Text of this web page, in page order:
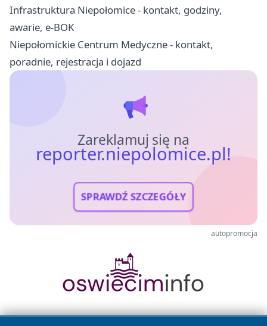
Infrastruktura Niepołomice - kontakt, godziny,
awarie, e-BOK
Niepołomickie Centrum Medyczne - kontakt,
poradnie, rejestracja i dojazd
Zareklamuj się na
reporter.niepolomice.pl!
SPRAWDŹ SZCZEGÓŁY
autopromocja